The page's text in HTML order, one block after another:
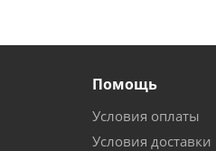
Помощь
Условия оплаты
Условия доставки